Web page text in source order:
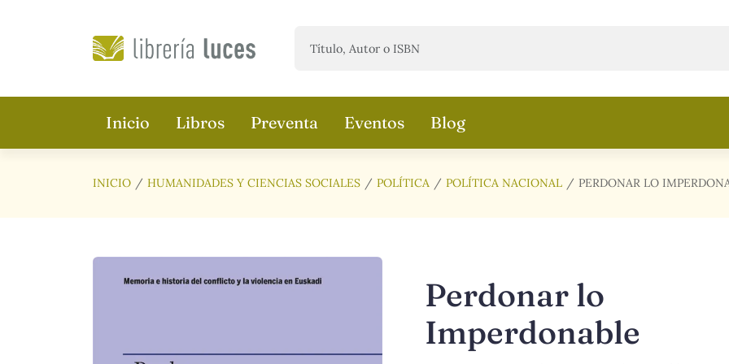
Inicio Libros Preventa Eventos Blog
INICIO HUMANIDADES Y CIENCIAS SOCIALES POLÍTICA POLÍTICA NACIONAL PERDONAR LO
Perdonar lo
Imperdonable